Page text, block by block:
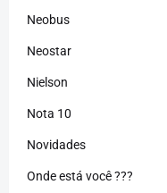
Neobus
Neostar
Nielson
Nota 10
Novidades
Onde está você ???